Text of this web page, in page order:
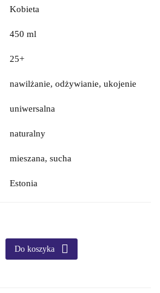
Kobieta
450 ml
25+
nawilżanie, odżywianie, ukojenie
uniwersalna
naturalny
mieszana, sucha
Estonia
Do koszyka